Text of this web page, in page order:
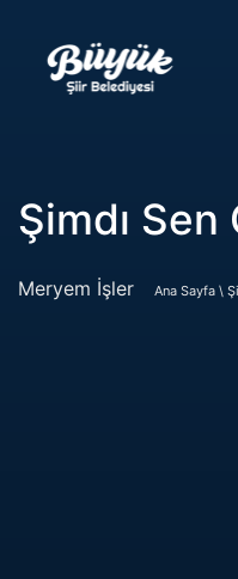
Şimdı
Meryem İşler Ana Sayfa \